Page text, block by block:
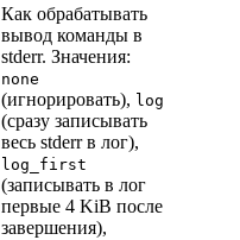
Как обрабатывать
вывод команды в
stderr. Значения:
none
(игнорировать), log
(сразу записывать
весь stderr в лог),
log_first
(записывать в лог
первые 4 KiB после
завершения),